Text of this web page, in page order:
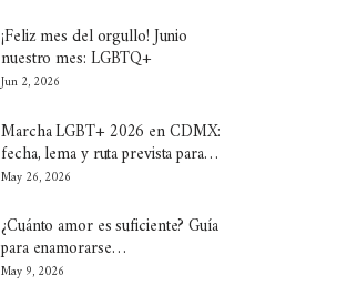
¡Feliz mes del orgullo! Junio
nuestro mes: LGBTQ+
Jun 2, 2026
Marcha LGBT+ 2026 en CDMX:
fecha, lema y ruta prevista para…
May 26, 2026
¿Cuánto amor es suficiente? Guía
para enamorarse…
May 9, 2026